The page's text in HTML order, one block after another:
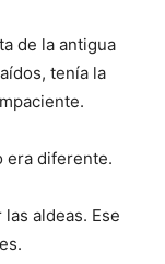
de la antigua
tenía la
era diferente.
aldeas. Ese